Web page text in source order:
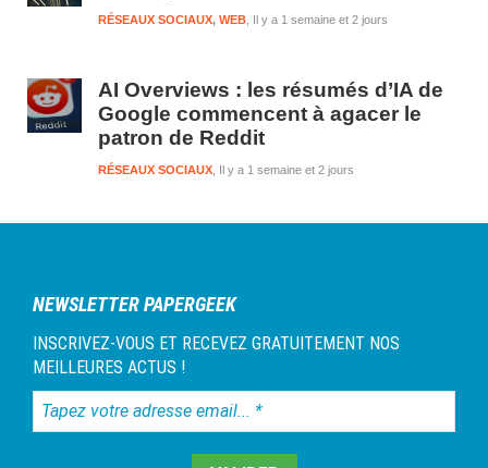
Il y a 1 semaine et 2 jours
RÉSEAUX SOCIAUX, WEB
AI Overviews : les résumés d’IA de
Google commencent à agacer le
patron de Reddit
Il y a 1 semaine et 2 jours
RÉSEAUX SOCIAUX
NEWSLETTER PAPERGEEK
INSCRIVEZ-VOUS ET RECEVEZ GRATUITEMENT NOS
MEILLEURES ACTUS !
Tapez
votre